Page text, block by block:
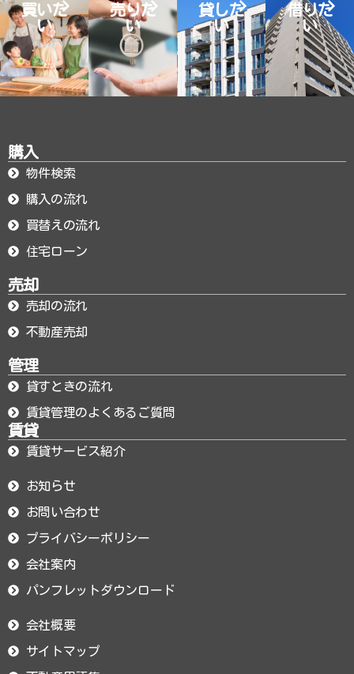
買いた
い
売りた
い
貸した
い
借りた
い
購入
物件検索
購入の流れ
買替えの流れ
住宅ローン
売却
売却の流れ
不動産売却
管理
貸すときの流れ
賃貸管理のよくあるご質問
賃貸
賃貸サービス紹介
お知らせ
お問い合わせ
プライバシーポリシー
会社案内
パンフレットダウンロード
会社概要
サイトマップ